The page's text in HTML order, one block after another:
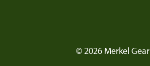
© 2026 Merkel Gear